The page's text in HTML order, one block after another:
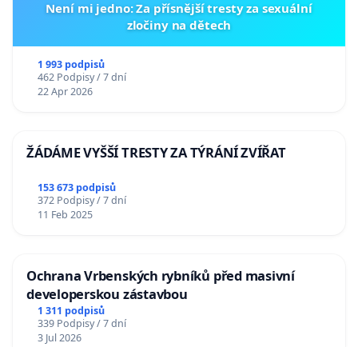
Není mi jedno: Za přísnější tresty za sexuální
zločiny na dětech
1 993 podpisů
462 Podpisy / 7 dní
22 Apr 2026
ŽÁDÁME VYŠŠÍ TRESTY ZA TÝRÁNÍ ZVÍŘAT
153 673 podpisů
372 Podpisy / 7 dní
11 Feb 2025
Ochrana Vrbenských rybníků před masivní
developerskou zástavbou
1 311 podpisů
339 Podpisy / 7 dní
3 Jul 2026